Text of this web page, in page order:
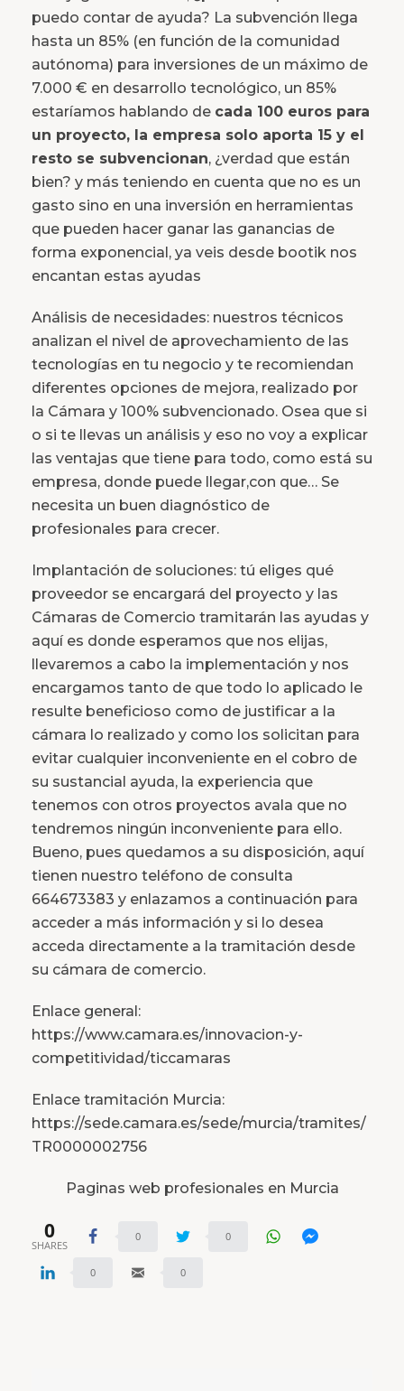
puedo contar de ayuda? La subvención llega
hasta un 85% (en función de la comunidad
autónoma) para inversiones de un máximo de
7.000 € en desarrollo tecnológico, un 85%
estaríamos hablando de cada 100 euros para
un proyecto, la empresa solo aporta 15 y el
resto se subvencionan, ¿verdad que están
bien? y más teniendo en cuenta que no es un
gasto sino en una inversión en herramientas
que pueden hacer ganar las ganancias de
forma exponencial, ya veis desde bootik nos
encantan estas ayudas
Análisis de necesidades: nuestros técnicos
analizan el nivel de aprovechamiento de las
tecnologías en tu negocio y te recomiendan
diferentes opciones de mejora, realizado por
la Cámara y 100% subvencionado. Osea que si
o si te llevas un análisis y eso no voy a explicar
las ventajas que tiene para todo, como está su
empresa, donde puede llegar,con que… Se
necesita un buen diagnóstico de
profesionales para crecer.
Implantación de soluciones: tú eliges qué
proveedor se encargará del proyecto y las
Cámaras de Comercio tramitarán las ayudas y
aquí es donde esperamos que nos elijas,
llevaremos a cabo la implementación y nos
encargamos tanto de que todo lo aplicado le
resulte beneficioso como de justificar a la
cámara lo realizado y como los solicitan para
evitar cualquier inconveniente en el cobro de
su sustancial ayuda, la experiencia que
tenemos con otros proyectos avala que no
tendremos ningún inconveniente para ello.
Bueno, pues quedamos a su disposición, aquí
tienen nuestro teléfono de consulta
664673383 y enlazamos a continuación para
acceder a más información y si lo desea
acceda directamente a la tramitación desde
su cámara de comercio.
Enlace general:
https://www.camara.es/innovacion-y-
competitividad/ticcamaras
Enlace tramitación Murcia:
https://sede.camara.es/sede/murcia/tramites/
TR0000002756
Paginas web profesionales en Murcia
0
SHARES
0 0
0 0